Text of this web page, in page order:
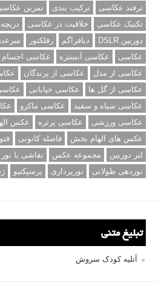
ترفند عکاسی
ترکیب بندی تمرین
تکنیک عکاسی
خلاقیت در عکاسی
دوربین DSLR
دیافراگم رفلکتور سرعت
عکاسی
عکاسی آبستره
عکاسی اجسام
عکاسی از مدل
عکاسی از پرندگان
عکاسی از گل ها
عکاسی خیابانی
عکاسی سیاه و سفید
عکاسی ماکرو
عکاسی ورزشی
عکاسی پرتره
عکس
عکس های الهام بخش
فاصله کانونی
لنز دوربین
مجموعه عکس نقاشی با نور
نوردهی طولانی
نورپردازی پرسپکتیو
تبلیغ متنی
آتلیه کودک سروش